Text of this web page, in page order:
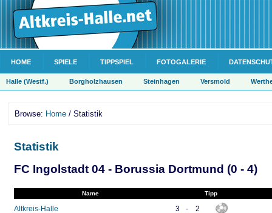
HOME SPIELE TIPPSPIEL FOTOGALERIE
Halle (Westf.) Borgholzhausen Steinhagen Versmold
Browse: Home / Statistik
Statistik
FC Ingolstadt 04 - Borussia Dortmund (0 - 4)
Name Tipp
Altkreis-Halle 3 - 2